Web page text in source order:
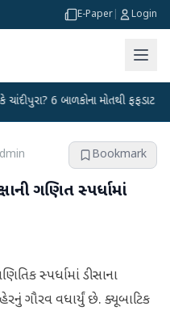
E-Paper Login
6 બાળકોના મોતથી ફફડાટ ●
Bookmark
ગણિત સ્પર્ધામાં
સ્પર્ધામાં ડીસાના
ગૌરવ વધાર્યું છે. ક્યૂબાટિક